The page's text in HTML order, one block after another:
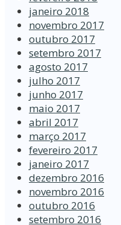
janeiro 2018
novembro 2017
outubro 2017
setembro 2017
agosto 2017
julho 2017
junho 2017
maio 2017
abril 2017
março 2017
fevereiro 2017
janeiro 2017
dezembro 2016
novembro 2016
outubro 2016
setembro 2016